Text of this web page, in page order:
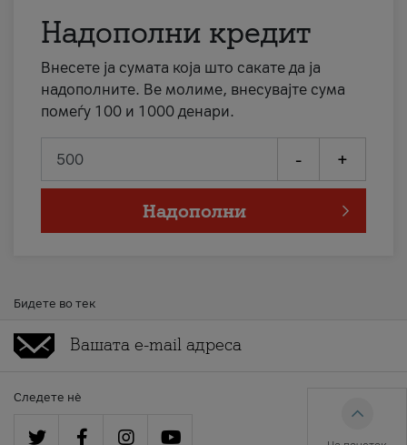
Надополни кредит
Внесете ја сумата која што сакате да ја
надополните. Ве молиме, внесувајте сума
помеѓу 100 и 1000 денари.
- +
Надополни
Бидете во тек
Следете нè